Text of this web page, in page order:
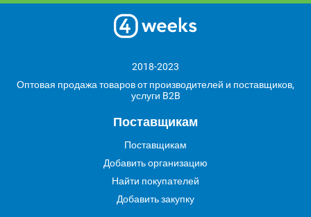
2018-2023
Оптовая продажа товаров от производителей и поставщиков,
услуги B2B
Поставщикам
Поставщикам
Добавить организацию
Найти покупателей
Добавить закупку